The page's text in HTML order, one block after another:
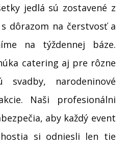
jedlá sú zostavené z
dôrazom na čerstvosť a
na týždennej báze.
catering aj pre rôzne
narodeninové
Naši profesionálni
aby každý event
si odniesli len tie